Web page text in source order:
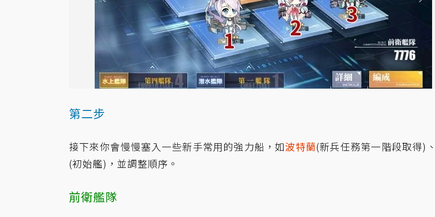
第二步
接下來你會慢慢塞入一些新手常用的強力船，如波特蘭(新兵任務第一階段取得)
(初始艦)，並調整順序。
前衛艦隊